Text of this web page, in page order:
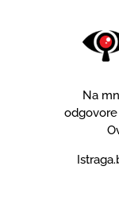
Na
odgovore